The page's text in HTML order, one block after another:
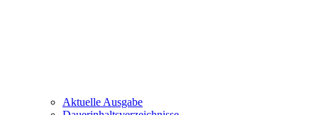
Aktuelle Ausgabe